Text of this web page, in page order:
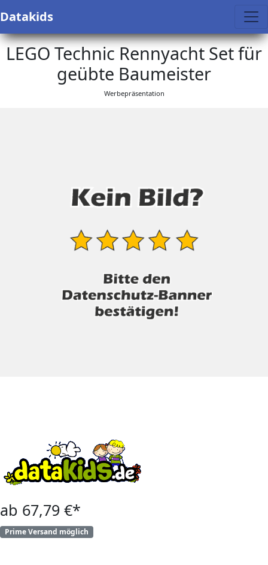
Datakids
LEGO Technic Rennyacht Set für
geübte Baumeister
Werbepräsentation
ab 67,79 €*
Prime Versand möglich